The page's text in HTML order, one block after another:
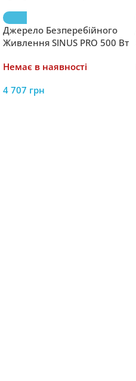
Джерело Безперебійного
Живлення SINUS PRO 500 Вт
Надійний Захист від Збоїв
Немає в наявності
4 707 грн